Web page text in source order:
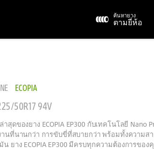
ค้นหายาง
ตามยี่ห้อ
ECOPIA
50R17 94V
สุดของยาง ECOPIA EP300 กับเทคโนโลยี Nano
านที่นานกว่า การขับขี่ที่สบายกว่า พร้อมทั้งความส
น ยาง ECOPIA EP300 มีครบทุกความต้องการขอ